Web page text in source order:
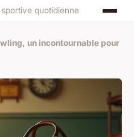
quotidienne
un incontournable pour